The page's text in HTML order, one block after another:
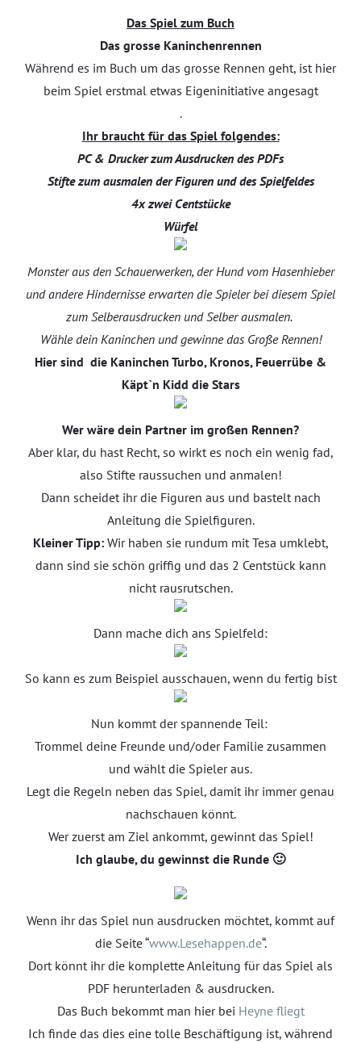
Das Spiel zum Buch
Das grosse Kaninchenrennen
Während es im Buch um das grosse Rennen geht, ist hier
beim Spiel erstmal etwas Eigeninitiative angesagt
.
Ihr braucht für das Spiel folgendes:
PC & Drucker zum Ausdrucken des PDFs
Stifte zum ausmalen der Figuren und des Spielfeldes
4x zwei Centstücke
Würfel
Monster aus den Schauerwerken, der Hund vom Hasenhieber
und andere Hindernisse erwarten die Spieler bei diesem Spiel
zum Selberausdrucken und Selber ausmalen.
Wähle dein Kaninchen und gewinne das Große Rennen!
Hier sind die Kaninchen Turbo, Kronos, Feuerrübe &
Käpt`n Kidd die Stars
Wer wäre dein Partner im großen Rennen?
Aber klar, du hast Recht, so wirkt es noch ein wenig fad,
also Stifte raussuchen und anmalen!
Dann scheidet ihr die Figuren aus und bastelt nach
Anleitung die Spielfiguren.
Kleiner Tipp:Wir haben sie rundum mit Tesa umklebt,
dann sind sie schön griffig und das 2 Centstück kann
nicht rausrutschen.
Dann mache dich ans Spielfeld:
So kann es zum Beispiel ausschauen, wenn du fertig bist
Nun kommt der spannende Teil:
Trommel deine Freunde und/oder Familie zusammen
und wählt die Spieler aus.
Legt die Regeln neben das Spiel, damit ihr immer genau
nachschauen könnt.
Wer zuerst am Ziel ankommt, gewinnt das Spiel!
Ich glaube, du gewinnst die Runde 🙂
Wenn ihr das Spiel nun ausdrucken möchtet, kommt auf
die Seite “www.Lesehappen.de“.
Dort könnt ihr die komplette Anleitung für das Spiel als
PDF herunterladen & ausdrucken.
Das Buch bekommt man hier bei Heyne fliegt
Ich finde das dies eine tolle Beschäftigung ist, während